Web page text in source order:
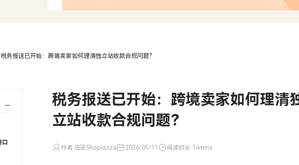
税务报送已开始：跨境卖家如何理清独立站收款合规问题？
税务报送已开始：跨境卖家如何理清
立站收款合规问题？
作者 店匠Shoplazza 2026/05/11 阅读时长 14mins